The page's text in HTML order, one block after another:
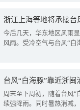
浙江上海等地将承接台
今后几天，华东地区风雨
风雨。受冷空气与台风“白
台风“白海豚”靠近浙
周末至下周初，随着台风“
续强降雨。同时暑热消减